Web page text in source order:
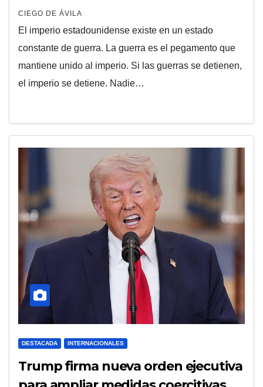
CIEGO DE ÁVILA
El imperio estadounidense existe en un estado
constante de guerra. La guerra es el pegamento que
mantiene unido al imperio. Si las guerras se detienen,
el imperio se detiene. Nadie…
DESTACADA INTERNACIONALES
Trump firma nueva orden ejecutiva